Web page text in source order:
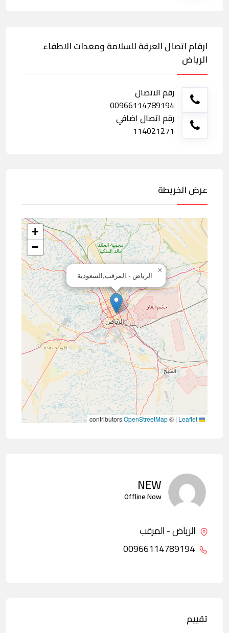
ارقام اتصال العرقة للسلامة ومعدات الاطفاء
الرياض
رقم الاتصال
00966114789194
رقم اتصال اضافي
114021271
عرض الخريطة
الرياض - المرقب,السعودية
×
+
−
|
©
OpenStreetMap
NEW
Offline Now
الرياض - المرقب
تقييم